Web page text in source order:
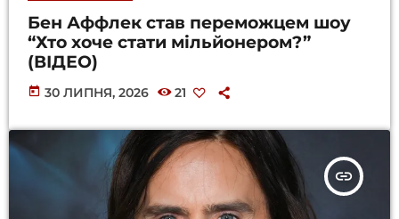
Бен Аффлек став переможцем шоу
“Хто хоче стати мільйонером?”
(ВІДЕО)
today 30 ЛИПНЯ, 2026 21
insert_link